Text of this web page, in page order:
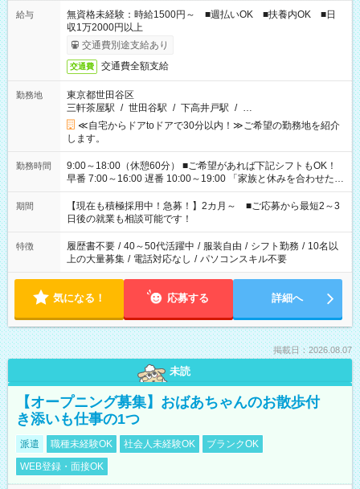
給与
無資格未経験：時給1500円～ ■週払いOK ■扶養内OK ■日
収1万2000円以上
交通費別途支給あり
交通費 交通費全額支給
勤務地
東京都世田谷区
三軒茶屋駅 / 世田谷駅 / 下高井戸駅 / …
≪自宅からドアtoドアで30分以内！≫ご希望の勤務地を紹介
します。
勤務時間
9:00～18:00（休憩60分） ■ご希望があれば下記シフトもOK！
早番 7:00～16:00 遅番 10:00～19:00 「家族と休みを合わせた
い」 「余裕を持って夕飯の準備がしたい」 「できれば残業はし
たくない」 など、ご希望を教えてくださいね。 ※Wワーク希望
の方へ 今ご覧のお仕事で希望する勤務時間と、もう1つのお仕事
の勤務時間。 合計で週40時間を超える場合は応募できません。
期間
【現在も積極採用中！急募！】2カ月～ ■ご応募から最短2～3
日後の就業も相談可能です！
特徴 履歴書不要 / 40～50代活躍中 / 服装自由 / シフト勤務 / 10名以
上の大量募集 / 電話対応なし / パソコンスキル不要
気になる！ 応募する 詳細へ
掲載日：2026.08.07
未読
【オープニング募集】おばあちゃんのお散歩付
き添いも仕事の1つ
派遣 職種未経験OK 社会人未経験OK
ブランクOK
WEB登録・面接OK